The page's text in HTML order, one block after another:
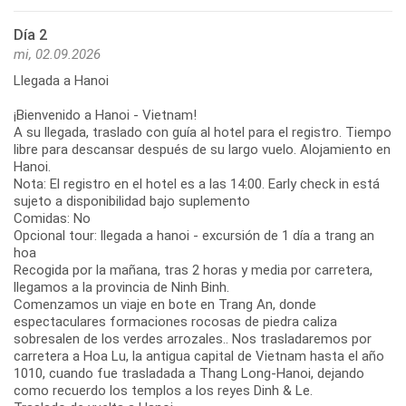
Día 2
mi, 02.09.2026
Llegada a Hanoi
¡Bienvenido a Hanoi - Vietnam!
A su llegada, traslado con guía al hotel para el registro. Tiempo
libre para descansar después de su largo vuelo. Alojamiento en
Hanoi.
Nota: El registro en el hotel es a las 14:00. Early check in está
sujeto a disponibilidad bajo suplemento
Comidas: No
Opcional tour: llegada a hanoi - excursión de 1 día a trang an
hoa
Recogida por la mañana, tras 2 horas y media por carretera,
llegamos a la provincia de Ninh Binh.
Comenzamos un viaje en bote en Trang An, donde
espectaculares formaciones rocosas de piedra caliza
sobresalen de los verdes arrozales.. Nos trasladaremos por
carretera a Hoa Lu, la antigua capital de Vietnam hasta el año
1010, cuando fue trasladada a Thang Long-Hanoi, dejando
como recuerdo los templos a los reyes Dinh & Le.